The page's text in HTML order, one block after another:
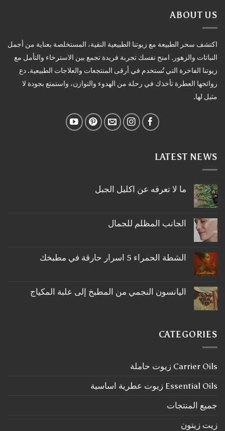
ABOUT US
اكتشف سحر الطبيعة مع زيوتنا الطبيعية النقية، المستخلصة بعناية من أجمل
النباتات والزهور. امنح نفسك تجربة فريدة تجمع بين الاسترخاء والتأمل مع
زيوتنا الفاخرة التي تُستخدم في أرقى المنتجعات والعلاجات الطبيعية. دع
روائحها العطرة تأخذك في رحلة من الهدوء والتوازن، واستمتع بجودة لا
مثيل لها.
LATEST NEWS
ما لا تعرفه عن اكليل الجبل
على
ما
اكليل
الجبل
الجانب المظلم للجمال
على
الجانب
الشطة الحمراء 5 اسرار حارقة في مطبخك
على
الشطة
في
مطبخك
اليانسون النجمي من المطبخ إلى علبة المكياج
اليانسون
النجمي
علبة
المكياج
CATEGORIES
Carrier Oils زيوت حاملة
Essential Oils زيوت عطرية اساسية
جميع المنتجات
زيت زيتون